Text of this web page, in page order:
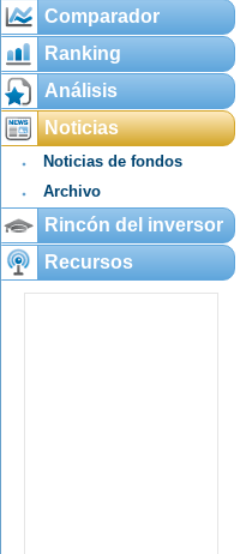
Comparador
Ranking
Análisis
Noticias
Noticias de fondos
Archivo
Rincón del inversor
Recursos